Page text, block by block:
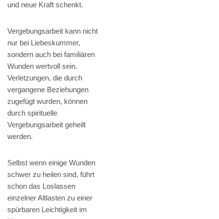
und neue Kraft schenkt.
Vergebungsarbeit kann nicht
nur bei Liebeskummer,
sondern auch bei familiären
Wunden wertvoll sein.
Verletzungen, die durch
vergangene Beziehungen
zugefügt wurden, können
durch spirituelle
Vergebungsarbeit geheilt
werden.
Selbst wenn einige Wunden
schwer zu heilen sind, führt
schon das Loslassen
einzelner Altlasten zu einer
spürbaren Leichtigkeit im